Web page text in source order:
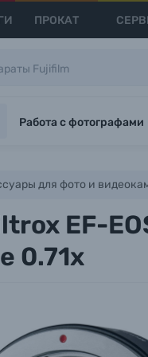
ПРОКАТ
Работа с фотографами
для фото и
EF-
0.71х